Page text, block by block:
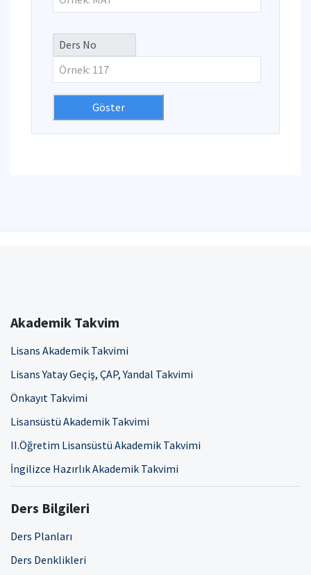
Ders No
Akademik Takvim
Lisans Akademik Takvimi
Lisans Yatay Geçiş, ÇAP, Yandal Takvimi
Önkayıt Takvimi
Lisansüstü Akademik Takvimi
II.Öğretim Lisansüstü Akademik Takvimi
İngilizce Hazırlık Akademik Takvimi
Ders Bilgileri
Ders Planları
Ders Denklikleri